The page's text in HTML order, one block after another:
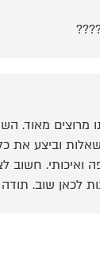
מרוצים
וביצע את
ואיכותי. חשוב
לכאן שוב.